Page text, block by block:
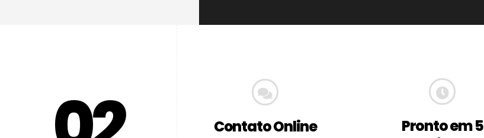
Contato Online
Pronto em 5